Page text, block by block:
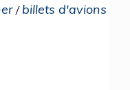
/ billets d'avions